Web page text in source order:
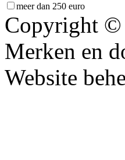
meer dan 250 euro
Copyright ©
Merken en
Website